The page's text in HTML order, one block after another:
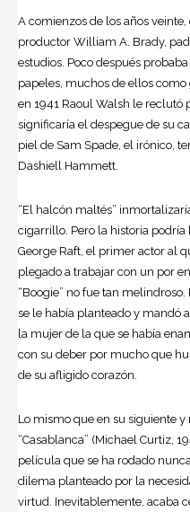
A comienzos de los años veinte,
productor William A. Brady,
estudios. Poco después
papeles, muchos de ellos
en 1941 Raoul Walsh le reclutó
significaría el despegue de su
piel de Sam Spade, el irónico,
Dashiell Hammett.
“El halcón maltés”
cigarrillo. Pero la historia podría
George Raft, el primer actor al
plegado a trabajar con un por
“Boogie” no fue tan
se le había planteado y mandó
la mujer de la que se había
con su deber por mucho que
de su afligido corazón.
Lo mismo que en su siguiente y
“Casablanca” (Michael Curtiz,
película que se ha rodado
dilema planteado por la
virtud. Inevitablemente, acaba